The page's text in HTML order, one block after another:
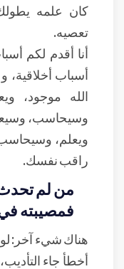
كان علمه
تعصيه.
أنا أقدم لكم
أسباب أخلاقية،
الله موجود،
وسيحاسب،
ويعلم،
راقب نفسك.
من لم
فمصيبته
هناك شيء آخر:
أخطأ جاء